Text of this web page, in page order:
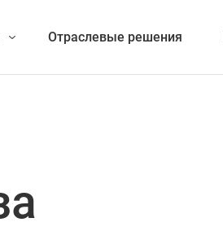
Точение
Отраслевые решения